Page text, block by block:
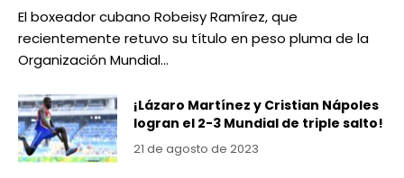
El boxeador cubano Robeisy Ramírez, que
recientemente retuvo su título en peso pluma de la
Organización Mundial…
¡Lázaro Martínez y Cristian Nápoles
logran el 2-3 Mundial de triple salto!
21 de agosto de 2023